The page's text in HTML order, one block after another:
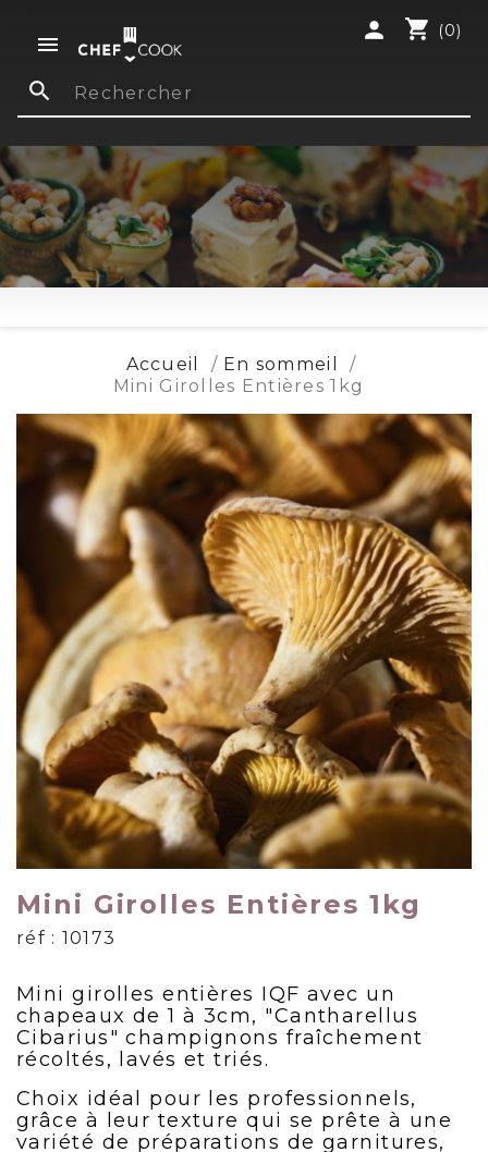

shopping_cart (0)
person
search
Accueil
En sommeil
Mini Girolles Entières 1kg
Mini Girolles Entières 1kg
réf : 10173
Mini girolles entières IQF avec un
chapeaux de 1 à 3cm, "Cantharellus
Cibarius" champignons fraîchement
récoltés, lavés et triés.
Choix idéal pour les professionnels,
grâce à leur texture qui se prête à une
variété de préparations de garnitures,